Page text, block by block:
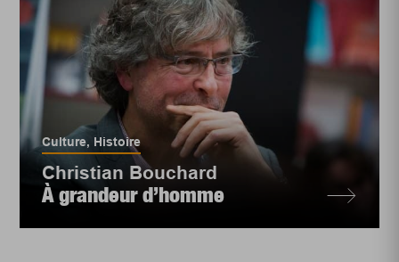
Culture, Histoire
Christian Bouchard
À grandeur d’homme